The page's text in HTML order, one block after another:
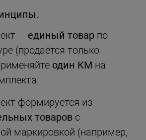
— единый товар по
(продаётся только
один КМ на
формируется из
товаров с
маркировкой (например,